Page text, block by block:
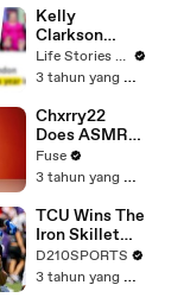
Cosmopolitan
Kelly
Clarkson
Fights Back
Against
Blackstock In
Devastating
Divorce
Battle
Life Stories By Goalcast
3 tahun yang lalu
Chxrry22
Does ASMR
with Matcha,
Talks Using
Escape &
Touring with
The Weeknd
Fuse
3 tahun yang lalu
TCU Wins The
Iron Skillet
With A 34-17
Win Over
D210SPORTS
3 tahun yang lalu